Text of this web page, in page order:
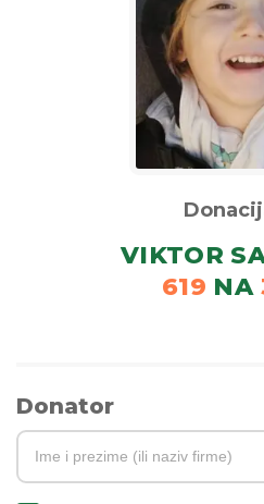
VIKTOR
619 NA
Donator